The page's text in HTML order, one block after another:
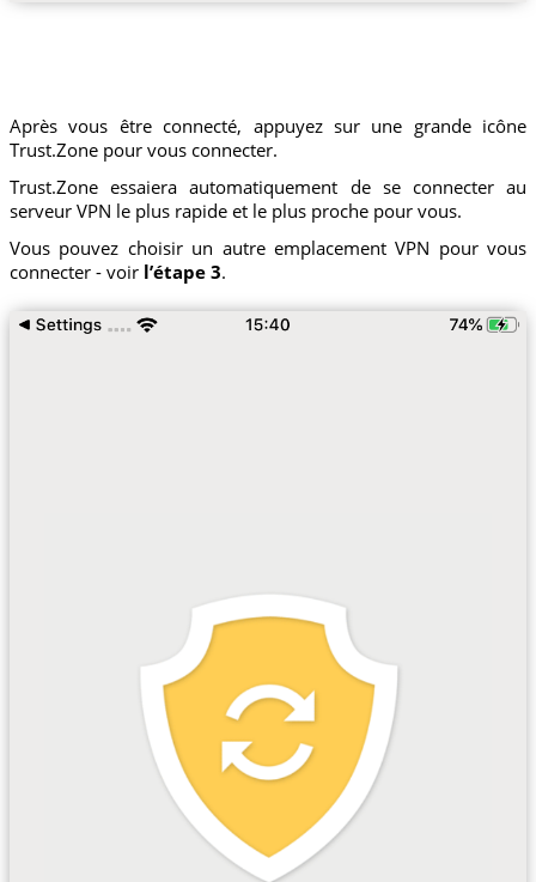
Après vous être connecté, appuyez sur une grande icône
Trust.Zone pour vous connecter.
Trust.Zone essaiera automatiquement de se connecter au
serveur VPN le plus rapide et le plus proche pour vous.
Vous pouvez choisir un autre emplacement VPN pour vous
connecter - voir l’étape 3.